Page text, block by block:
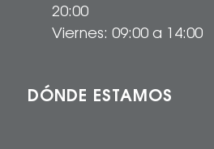
20:00
Viernes: 09:00 a 14:00
DÓNDE ESTAMOS